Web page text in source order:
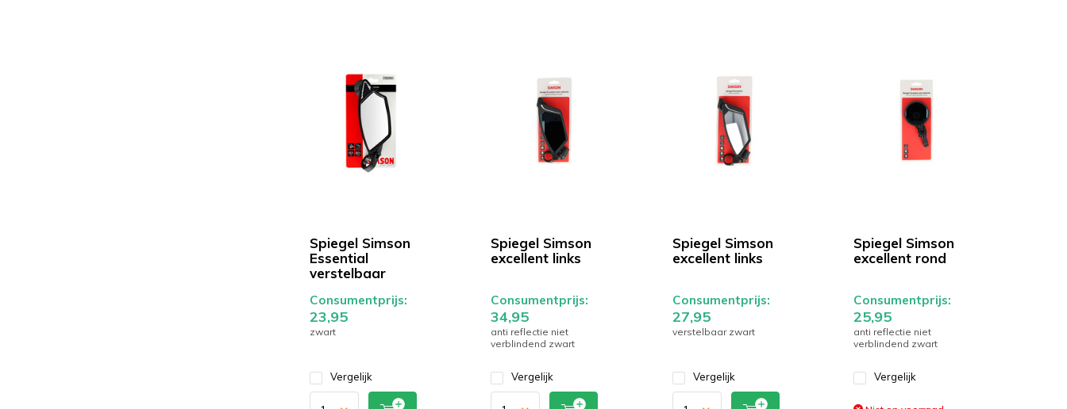
Spiegel Simson
Essential
verstelbaar
Consumentprijs:
23,95
zwart
Vergelijk
Spiegel Simson
excellent links
Consumentprijs:
34,95
anti reflectie niet
verblindend zwart
Vergelijk
Spiegel Simson
excellent links
Consumentprijs:
27,95
verstelbaar zwart
Vergelijk
Spiegel Simson
excellent rond
Consumentprijs:
25,95
anti reflectie niet
verblindend zwart
Vergelijk